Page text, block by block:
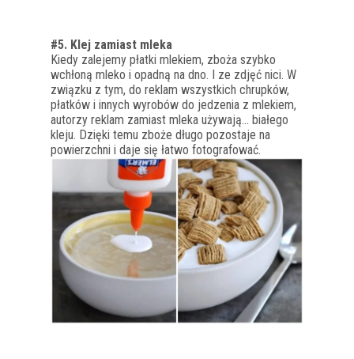
#5. Klej zamiast mleka
Kiedy zalejemy płatki mlekiem, zboża szybko
wchłoną mleko i opadną na dno. I ze zdjęć nici. W
związku z tym, do reklam wszystkich chrupków,
płatków i innych wyrobów do jedzenia z mlekiem,
autorzy reklam zamiast mleka używają… białego
kleju. Dzięki temu zboże długo pozostaje na
powierzchni i daje się łatwo fotografować.